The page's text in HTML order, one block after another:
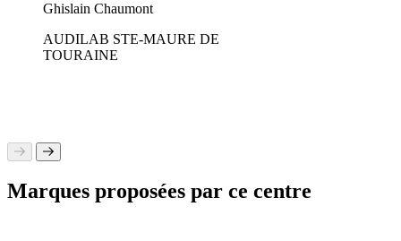
Ghislain Chaumont
AUDILAB STE-MAURE DE
TOURAINE
Marques proposées par ce centre